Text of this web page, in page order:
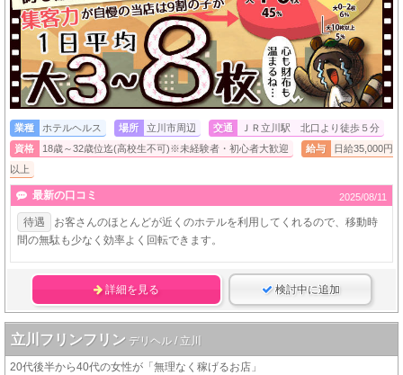
業種 ホテルヘルス 場所 立川市周辺 交通
ＪＲ立川駅 北口より徒歩５分
資格
18歳～32歳位迄(高校生不可)※未経験者・初心者大歓迎 給与
日給35,000円
以上
最新の口コミ 2025/08/11
待遇
お客さんのほとんどが近くのホテルを利用してくれるので、移動時
間の無駄も少なく効率よく回転できます。
詳細を見る 検討中に追加
立川フリンフリン デリヘル / 立川
20代後半から40代の女性が「無理なく稼げるお店」